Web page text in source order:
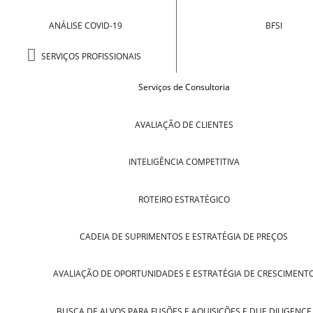
ANÁLISE COVID-19
SERVIÇOS PROFISSIONAIS
BFSI
Serviços de Consultoria
AVALIAÇÃO DE CLIENTES
INTELIGÊNCIA COMPETITIVA
ROTEIRO ESTRATÉGICO
CADEIA DE SUPRIMENTOS E ESTRATÉGIA DE PREÇOS
AVALIAÇÃO DE OPORTUNIDADES E ESTRATÉGIA DE